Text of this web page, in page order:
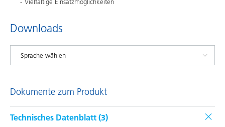
Downloads
Dokumente zum Produkt
Technisches Datenblatt (3)